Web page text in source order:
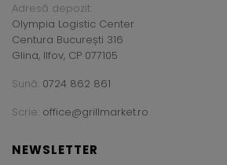
Adresă depozit:
Olympia Logistic Center
Centura București 316
Glina, Ilfov, CP 077105
Sună: 0724 862 861
Scrie: office@grillmarket.ro
NEWSLETTER